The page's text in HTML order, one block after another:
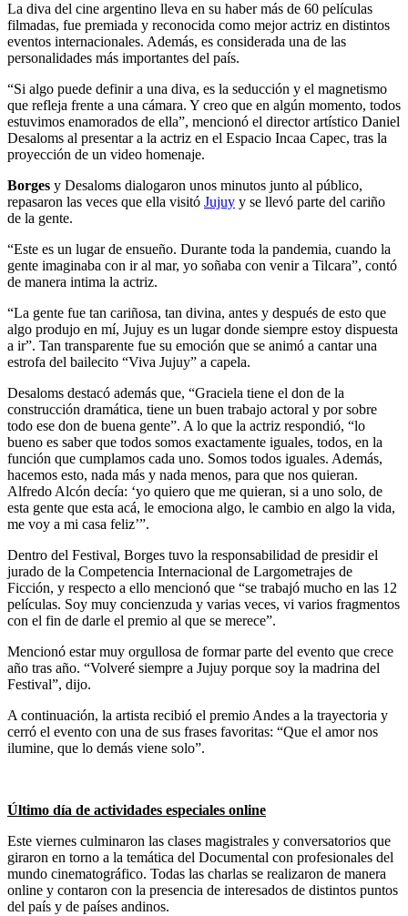
La diva del cine argentino lleva en su haber más de 60 películas
filmadas, fue premiada y reconocida como mejor actriz en distintos
eventos internacionales. Además, es considerada una de las
personalidades más importantes del país.
“Si algo puede definir a una diva, es la seducción y el magnetismo
que refleja frente a una cámara. Y creo que en algún momento, todos
estuvimos enamorados de ella”, mencionó el director artístico Daniel
Desaloms al presentar a la actriz en el Espacio Incaa Capec, tras la
proyección de un video homenaje.
Borges y Desaloms dialogaron unos minutos junto al público,
repasaron las veces que ella visitó Jujuy y se llevó parte del cariño
de la gente.
“Este es un lugar de ensueño. Durante toda la pandemia, cuando la
gente imaginaba con ir al mar, yo soñaba con venir a Tilcara”, contó
de manera intima la actriz.
“La gente fue tan cariñosa, tan divina, antes y después de esto que
algo produjo en mí, Jujuy es un lugar donde siempre estoy dispuesta
a ir”. Tan transparente fue su emoción que se animó a cantar una
estrofa del bailecito “Viva Jujuy” a capela.
Desaloms destacó además que, “Graciela tiene el don de la
construcción dramática, tiene un buen trabajo actoral y por sobre
todo ese don de buena gente”. A lo que la actriz respondió, “lo
bueno es saber que todos somos exactamente iguales, todos, en la
función que cumplamos cada uno. Somos todos iguales. Además,
hacemos esto, nada más y nada menos, para que nos quieran.
Alfredo Alcón decía: ‘yo quiero que me quieran, si a uno solo, de
esta gente que esta acá, le emociona algo, le cambio en algo la vida,
me voy a mi casa feliz’”.
Dentro del Festival, Borges tuvo la responsabilidad de presidir el
jurado de la Competencia Internacional de Largometrajes de
Ficción, y respecto a ello mencionó que “se trabajó mucho en las 12
películas. Soy muy concienzuda y varias veces, vi varios fragmentos
con el fin de darle el premio al que se merece”.
Mencionó estar muy orgullosa de formar parte del evento que crece
año tras año. “Volveré siempre a Jujuy porque soy la madrina del
Festival”, dijo.
A continuación, la artista recibió el premio Andes a la trayectoria y
cerró el evento con una de sus frases favoritas: “Que el amor nos
ilumine, que lo demás viene solo”.
Último día de actividades especiales online
Este viernes culminaron las clases magistrales y conversatorios que
giraron en torno a la temática del Documental con profesionales del
mundo cinematográfico. Todas las charlas se realizaron de manera
online y contaron con la presencia de interesados de distintos puntos
del país y de países andinos.